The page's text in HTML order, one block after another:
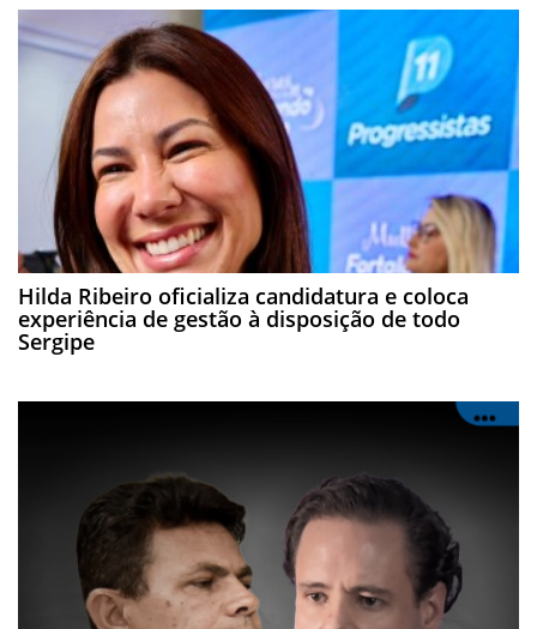
Hilda Ribeiro oficializa candidatura e coloca
experiência de gestão à disposição de todo
Sergipe